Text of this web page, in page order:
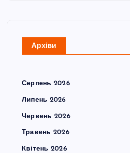
Архіви
Серпень 2026
Липень 2026
Червень 2026
Травень 2026
Квітень 2026